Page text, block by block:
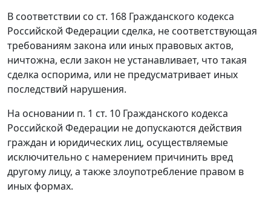
В соответствии со ст. 168 Гражданского кодекса
Российской Федерации сделка, не соответствующая
требованиям закона или иных правовых актов,
ничтожна, если закон не устанавливает, что такая
сделка оспорима, или не предусматривает иных
последствий нарушения.
На основании п. 1 ст. 10 Гражданского кодекса
Российской Федерации не допускаются действия
граждан и юридических лиц, осуществляемые
исключительно с намерением причинить вред
другому лицу, а также злоупотребление правом в
иных формах.